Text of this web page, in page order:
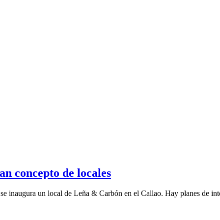
concepto de locales
inaugura un local de Leña & Carbón en el Callao. Hay planes de